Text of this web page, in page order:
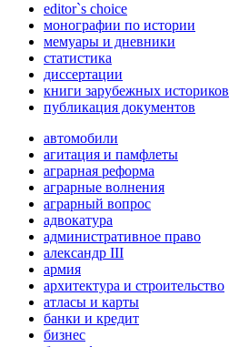
editor`s choice
монографии по истории
мемуары и дневники
статистика
диссертации
книги зарубежных историков
публикация документов
автомобили
агитация и памфлеты
аграрная реформа
аграрные волнения
аграрный вопрос
адвокатура
административное право
александр III
армия
архитектура и строительство
атласы и карты
банки и кредит
бизнес